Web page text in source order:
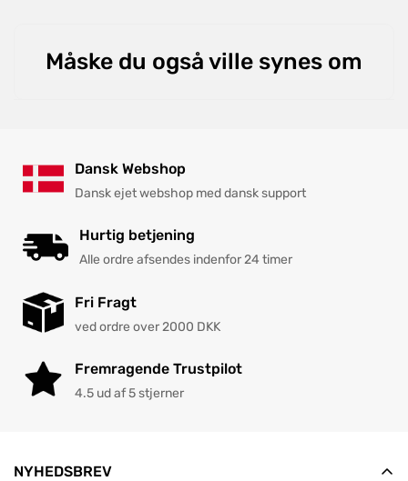
Måske du også ville synes om
Dansk Webshop
Dansk ejet webshop med dansk support
Hurtig betjening
Alle ordre afsendes indenfor 24 timer
Fri Fragt
ved ordre over 2000 DKK
Fremragende Trustpilot
4.5 ud af 5 stjerner
NYHEDSBREV